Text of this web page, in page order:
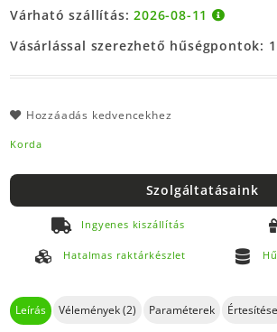
Várható szállítás:2026-08-11
Vásárlással szerezhető hűségpontok:
Hozzáadás kedvencekhez
Korda
Szolgáltatásaink
Ingyenes kiszállítás
Hatalmas raktárkészlet
Leírás Vélemények (2) Paraméterek